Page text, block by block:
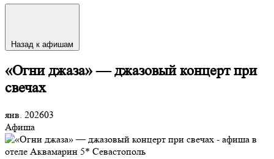
Назад к афишам
«Огни джаза» — джазовый концерт при
свечах
янв. 202603
Афиша